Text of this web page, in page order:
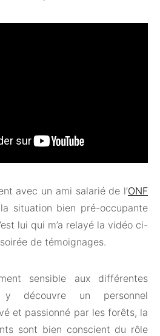
avec un ami salarié de l’ONF
situation bien pré-occupante
lui qui m’a relayé la vidéo ci-
de témoignages.
sensible aux différentes
y découvre un personnel
et passionné par les forêts, la
sont bien conscient du rôle